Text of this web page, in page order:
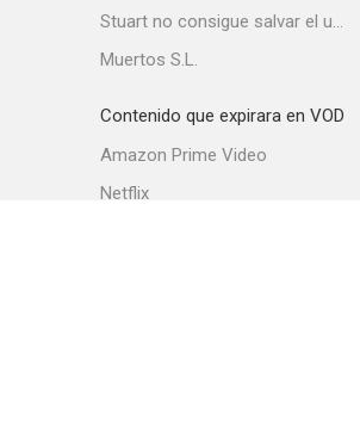
Stuart no consigue salvar el universo
Muertos S.L.
Contenido que expirara en VOD
Amazon Prime Video
Netflix